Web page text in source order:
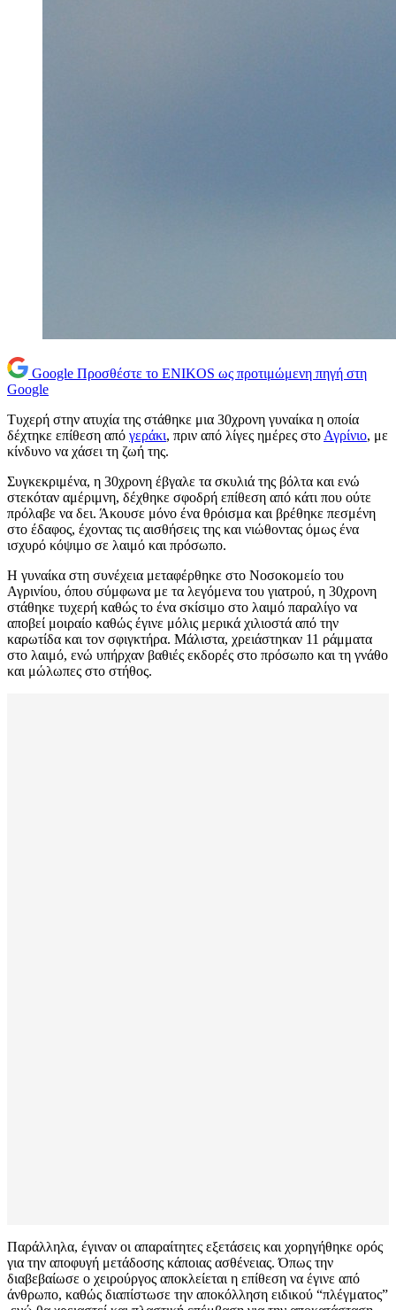
Google Προσθέστε το ENIKOS ως προτιμώμενη πηγή στη
Google
Τυχερή στην ατυχία της στάθηκε μια 30χρονη γυναίκα η οποία
δέχτηκε επίθεση από γεράκι, πριν από λίγες ημέρες στο Αγρίνιο, με
κίνδυνο να χάσει τη ζωή της.
Συγκεκριμένα, η 30χρονη έβγαλε τα σκυλιά της βόλτα και ενώ
στεκόταν αμέριμνη, δέχθηκε σφοδρή επίθεση από κάτι που ούτε
πρόλαβε να δει. Άκουσε μόνο ένα θρόισμα και βρέθηκε πεσμένη
στο έδαφος, έχοντας τις αισθήσεις της και νιώθοντας όμως ένα
ισχυρό κόψιμο σε λαιμό και πρόσωπο.
Η γυναίκα στη συνέχεια μεταφέρθηκε στο Νοσοκομείο του
Αγρινίου, όπου σύμφωνα με τα λεγόμενα του γιατρού, η 30χρονη
στάθηκε τυχερή καθώς το ένα σκίσιμο στο λαιμό παραλίγο να
αποβεί μοιραίο καθώς έγινε μόλις μερικά χιλιοστά από την
καρωτίδα και τον σφιγκτήρα. Μάλιστα, χρειάστηκαν 11 ράμματα
στο λαιμό, ενώ υπήρχαν βαθιές εκδορές στο πρόσωπο και τη γνάθο
και μώλωπες στο στήθος.
Παράλληλα, έγιναν οι απαραίτητες εξετάσεις και χορηγήθηκε ορός
για την αποφυγή μετάδοσης κάποιας ασθένειας. Όπως την
διαβεβαίωσε ο χειρούργος αποκλείεται η επίθεση να έγινε από
άνθρωπο, καθώς διαπίστωσε την αποκόλληση ειδικού “πλέγματος”